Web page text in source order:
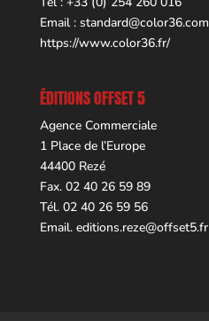
Email : standard@color36.com
https://www.color36.fr/
ÉDITIONS OFFSET 5
Agence Commerciale
1 Place de l’Europe
44400 Rezé
Fax. 02 40 26 59 89
Tél. 02 40 26 59 56
Email. editions.reze@offset5.fr